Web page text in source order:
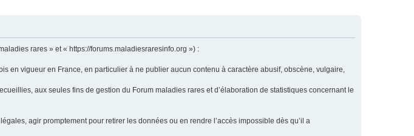
rares » et « https://forums.maladiesraresinfo.org ») :
en vigueur en France, en particulier à ne publier aucun contenu à caractère abusif, obscène, vulgaire,
aux seules fins de gestion du Forum maladies rares et d’élaboration de statistiques concernant le
agir promptement pour retirer les données ou en rendre l’accès impossible dès qu’il a